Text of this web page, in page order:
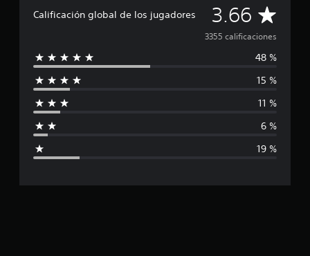
Calificación global de los jugadores 3.66 C
a
l
a
3355 calificaciones
48 %
15 %
11 %
6 %
19 %